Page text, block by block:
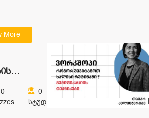
More
0
0
Სტუდენტი